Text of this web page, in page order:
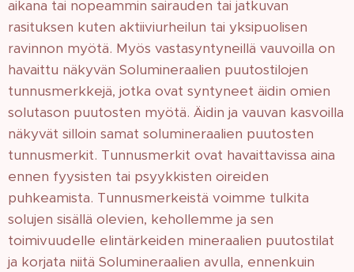
aikana tai nopeammin sairauden tai jatkuvan
rasituksen kuten aktiiviurheilun tai yksipuolisen
ravinnon myötä. Myös vastasyntyneillä vauvoilla on
havaittu näkyvän Solumineraalien puutostilojen
tunnusmerkkejä, jotka ovat syntyneet äidin omien
solutason puutosten myötä. Äidin ja vauvan kasvoilla
näkyvät silloin samat solumineraalien puutosten
tunnusmerkit. Tunnusmerkit ovat havaittavissa aina
ennen fyysisten tai psyykkisten oireiden
puhkeamista. Tunnusmerkeistä voimme tulkita
solujen sisällä olevien, kehollemme ja sen
toimivuudelle elintärkeiden mineraalien puutostilat
ja korjata niitä Solumineraalien avulla, ennenkuin